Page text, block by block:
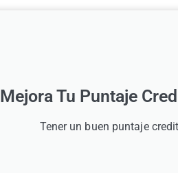
Mejora Tu Puntaje
Tener un buen puntaje